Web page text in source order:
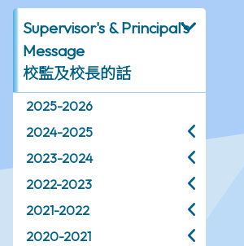
Supervisor's & Principal's
Message
校監及校長的話
2025-2026
2024-2025
2023-2024
2022-2023
2021-2022
2020-2021